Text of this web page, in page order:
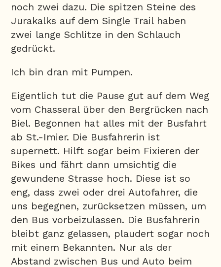
noch zwei dazu. Die spitzen Steine des
Jurakalks auf dem Single Trail haben
zwei lange Schlitze in den Schlauch
gedrückt.
Ich bin dran mit Pumpen.
Eigentlich tut die Pause gut auf dem Weg
vom Chasseral über den Bergrücken nach
Biel. Begonnen hat alles mit der Busfahrt
ab St.-Imier. Die Busfahrerin ist
supernett. Hilft sogar beim Fixieren der
Bikes und fährt dann umsichtig die
gewundene Strasse hoch. Diese ist so
eng, dass zwei oder drei Autofahrer, die
uns begegnen, zurücksetzen müssen, um
den Bus vorbeizulassen. Die Busfahrerin
bleibt ganz gelassen, plaudert sogar noch
mit einem Bekannten. Nur als der
Abstand zwischen Bus und Auto beim